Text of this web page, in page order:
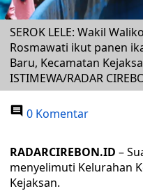
SEROK LELE: Wakil
Rosmawati ikut panen
Baru, Kecamatan
ISTIMEWA/RADAR
0 Komentar
RADARCIREBON.ID –
menyelimuti Kelurahan
Kejaksan.